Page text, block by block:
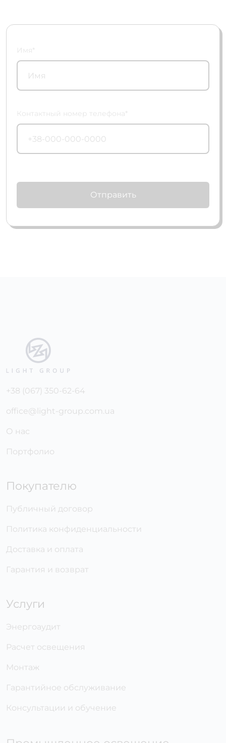
Имя*
Контактный номер телефона*
Отправить
+38 (067) 350-62-64
office@light-group.com.ua
О нас
Портфолио
Покупателю
Публичный договор
Политика конфиденциальности
Доставка и оплата
Гарантия и возврат
Услуги
Энергоаудит
Расчет освещения
Монтаж
Гарантийное обслуживание
Консультации и обучение